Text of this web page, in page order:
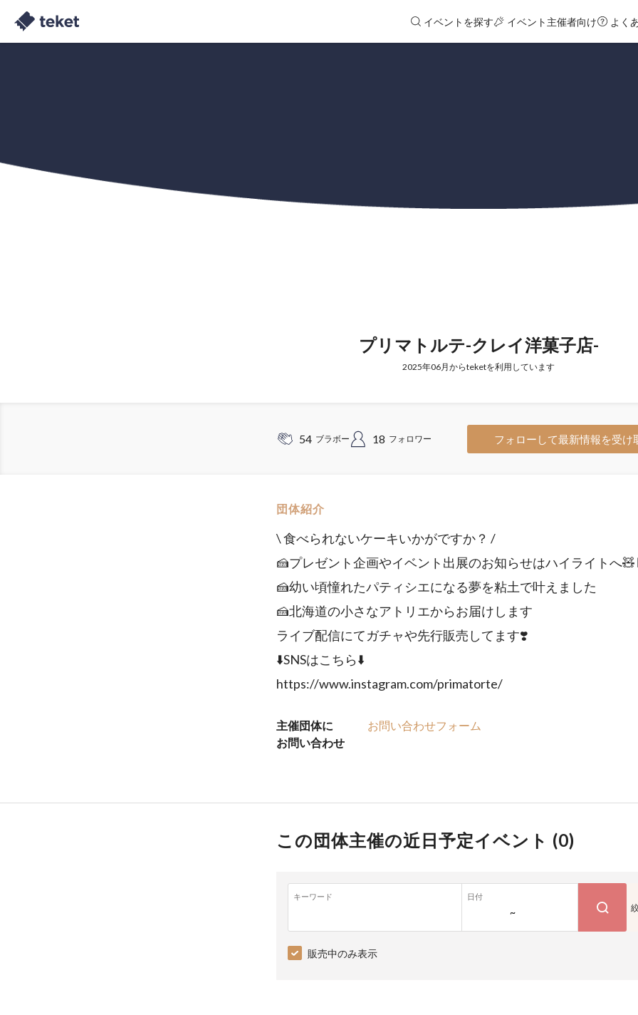
イベントを探す イベント主催者向け よく
プリマトルテ-クレイ洋菓子店-
2025年06月からteketを利用しています
54 ブラボー 18 フォロワー フォローして最新情報を受け
団体紹介
\ 食べられないケーキいかがですか？ /
🍰プレゼント企画やイベント出展のお知らせはハイライトへ
🍰幼い頃憧れたパティシエになる夢を粘土で叶えました
🍰北海道の小さなアトリエからお届けします
ライブ配信にてガチャや先行販売してます❣️
⬇️SNSはこちら⬇️
https://www.instagram.com/primatorte/
主催団体に
お問い合わせ
お問い合わせフォーム
この団体主催の近日予定イベント (0)
キーワード 日付
~
販売中のみ表示